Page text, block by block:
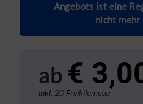
Angebots ist eine
nicht mehr
ab €
inkl. 20 Freikilometer